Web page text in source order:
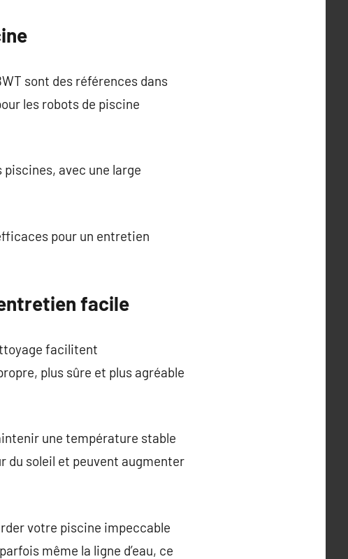
sont des références dans
les robots de piscine
avec une large
pour un entretien
facile
facilitent
plus sûre et plus agréable
une température stable
du soleil et peuvent augmenter
votre piscine impeccable
même la ligne d’eau, ce